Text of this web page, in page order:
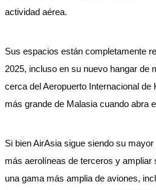
actividad aérea.
Sus espacios están completamente
2025, incluso en su nuevo hangar de
cerca del Aeropuerto Internacional de
más grande de Malasia cuando abra
Si bien AirAsia sigue siendo su
más aerolíneas de terceros y
una gama más amplia de aviones,